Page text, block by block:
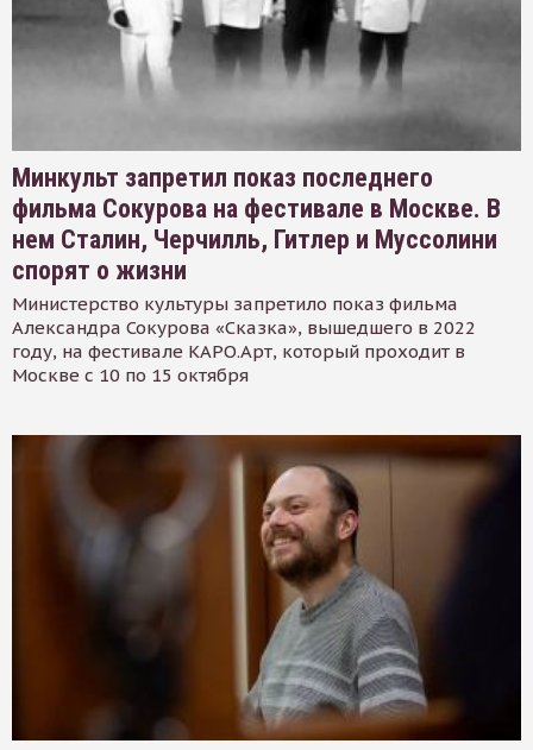
Минкульт запретил показ последнего
фильма Сокурова на фестивале в Москве. В
нем Сталин, Черчилль, Гитлер и Муссолини
спорят о жизни
Министерство культуры запретило показ фильма
Александра Сокурова «Сказка», вышедшего в 2022
году, на фестивале КАРО.Арт, который проходит в
Москве с 10 по 15 октября